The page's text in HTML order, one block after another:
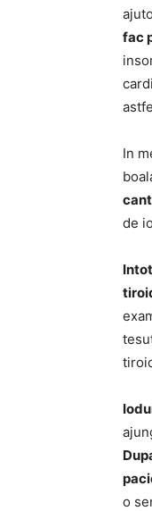
fac
In
de
o